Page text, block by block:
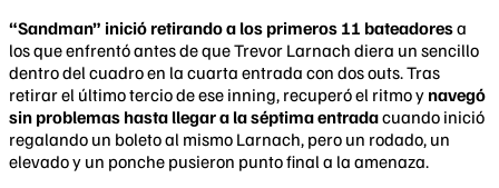
“Sandman” inició retirando a los primeros 11 bateadoresa
los que enfrentó antes de que Trevor Larnach diera un sencillo
dentro del cuadro en la cuarta entrada con dos outs. Tras
retirar el último tercio de ese inning, recuperó el ritmo y navegó
sin problemas hasta llegar a la séptima entradacuando inició
regalando un boleto al mismo Larnach, pero un rodado, un
elevado y un ponche pusieron punto final a la amenaza.